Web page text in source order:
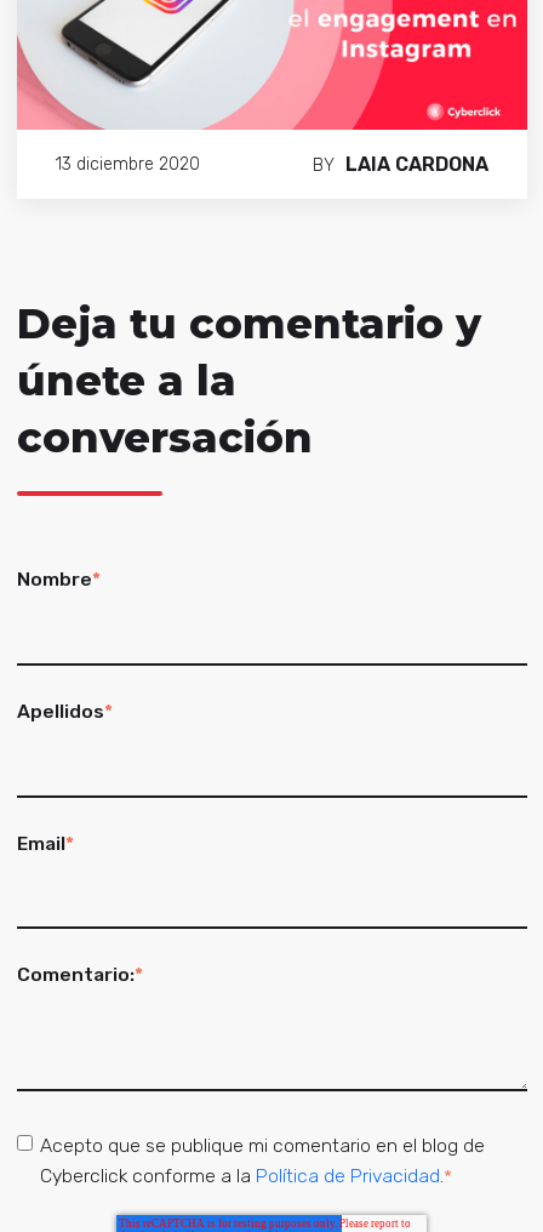
13 diciembre 2020 BY LAIA CARDONA
Deja tu comentario y
únete a la
conversación
Nombre*
Apellidos*
Email*
Comentario:*
Acepto que se publique mi comentario en el blog de
Cyberclick conforme a la Política de Privacidad.*